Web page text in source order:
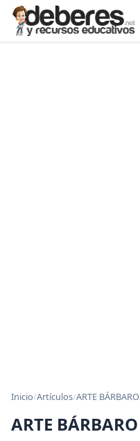
Inicio/Artículos/ARTE BÁRBARO
ARTE BÁRBARO